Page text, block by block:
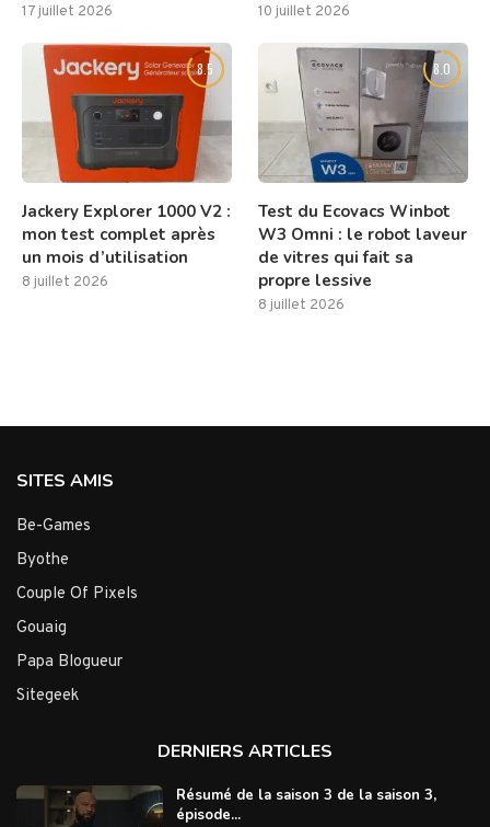
17 juillet 2026 10 juillet 2026
8.5
Jackery Explorer 1000 V2 :
mon test complet après
un mois d’utilisation
8 juillet 2026
8.0
Test du Ecovacs Winbot
W3 Omni : le robot laveur
de vitres qui fait sa
propre lessive
8 juillet 2026
SITES AMIS
Be-Games
Byothe
Couple Of Pixels
Gouaig
Papa Blogueur
Sitegeek
DERNIERS ARTICLES
Résumé de la saison 3 de la saison 3,
épisode...